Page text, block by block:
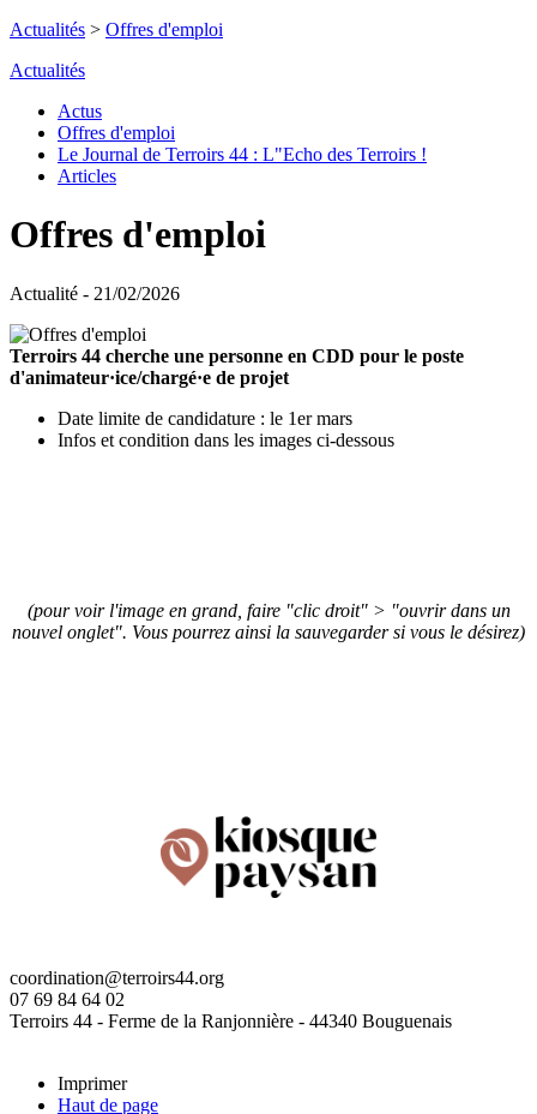
Actualités > Offres d'emploi
Actualités
Actus
Offres d'emploi
Le Journal de Terroirs 44 : L"Echo des Terroirs !
Articles
Offres d'emploi
Actualité - 21/02/2026
Terroirs 44 cherche une personne en CDD pour le poste
d'animateur·ice/chargé·e de projet
Date limite de candidature : le 1er mars
Infos et condition dans les images ci-dessous
(pour voir l'image en grand, faire "clic droit" > "ouvrir dans un
nouvel onglet". Vous pourrez ainsi la sauvegarder si vous le désirez)
coordination@terroirs44.org
07 69 84 64 02
Terroirs 44 - Ferme de la Ranjonnière - 44340 Bouguenais
Imprimer
Haut de page